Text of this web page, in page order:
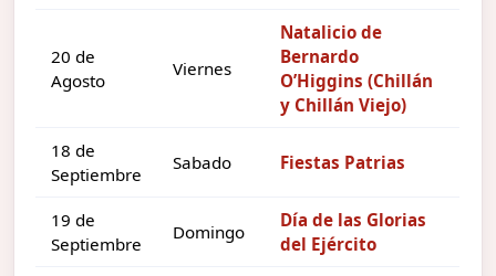
20 de
Agosto
Viernes
Natalicio de
Bernardo
O’Higgins (Chillán
y Chillán Viejo)
18 de
Septiembre
Sabado Fiestas Patrias
19 de
Septiembre
Domingo
Día de las Glorias
del Ejército